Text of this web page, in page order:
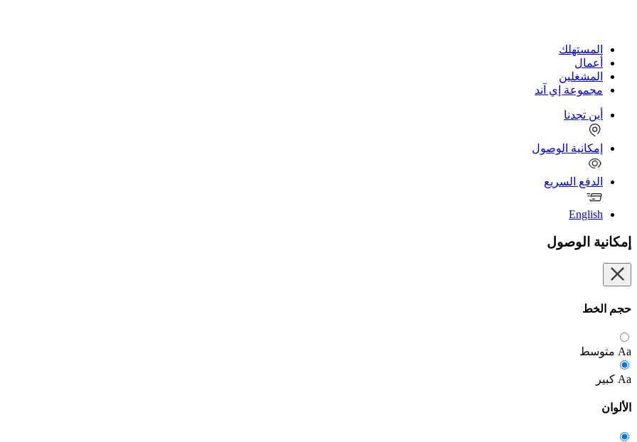
المستهلك
أعمال
المشغلين
مجموعة إي آند
أين تجدنا
إمكانية الوصول
الدفع السريع
English
إمكانية الوصول
حجم الخط
Aa متوسط
Aa كبير
الألوان